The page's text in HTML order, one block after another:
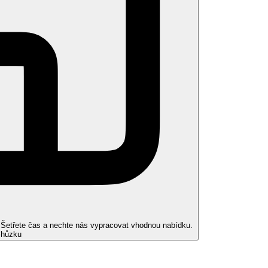
penze (snídaně, obědy a večeře formou bufetu, voda a vybrané
bar na pláži.
čas a nechte nás vypracovat vhodnou nabídku.